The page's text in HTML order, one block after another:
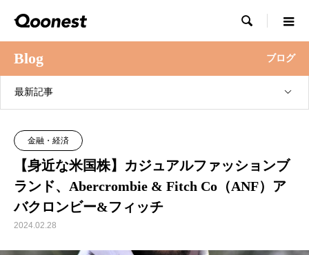

Blog ブログ
最新記事
金融・経済
【身近な米国株】カジュアルファッションブ
ランド、Abercrombie & Fitch Co（ANF）ア
バクロンビー&フィッチ
2024.02.28